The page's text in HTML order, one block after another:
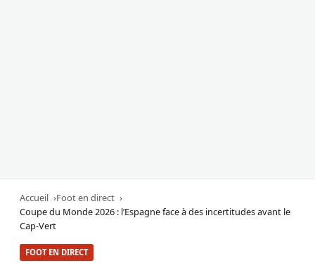
Accueil
Foot en direct
Coupe du Monde 2026 : l’Espagne face à des incertitudes avant le
Cap-Vert
FOOT EN DIRECT